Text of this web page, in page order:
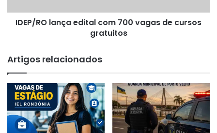
gratuitos
IDEP/RO lança edital com 700 vagas de cursos
gratuitos
Artigos relacionados